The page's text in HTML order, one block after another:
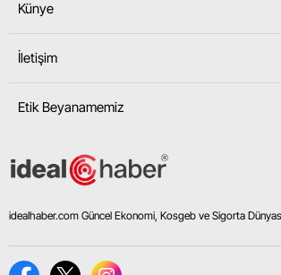
Künye
İletişim
Etik Beyanamemiz
idealhaber.com Güncel Ekonomi, Kosgeb ve Sigorta